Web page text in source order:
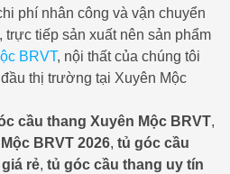
phí nhân công và vận chuyển
tiếp sản xuất nên sản phẩm
BRVT, nội thất của chúng tôi
thị trường tại Xuyên Mộc
cầu thang Xuyên Mộc BRVT,
BRVT 2026, tủ góc cầu
rẻ, tủ góc cầu thang uy tín